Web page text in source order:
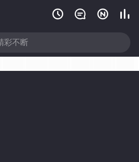
   